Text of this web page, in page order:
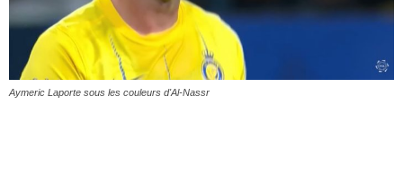
Aymeric Laporte sous les couleurs d'Al-Nassr